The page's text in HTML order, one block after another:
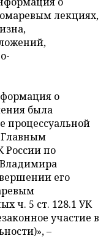
лекциях,
о
была
процессуальной
Главным
России по
его
ч. 5 ст. 128.1 УК
участие в
–